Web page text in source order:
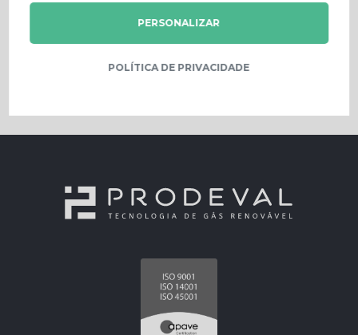
PERSONALIZAR
POLÍTICA DE PRIVACIDADE